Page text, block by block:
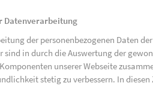
Datenverarbeitung
der personenbezogenen Daten
sind in durch die Auswertung der
unserer Webseite
stetig zu verbessern. In